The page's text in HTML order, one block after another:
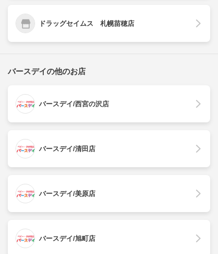
ドラッグセイムス 札幌苗穂店
バースデイの他のお店
バースデイ/西宮の沢店
バースデイ/清田店
バースデイ/美原店
バースデイ/旭町店